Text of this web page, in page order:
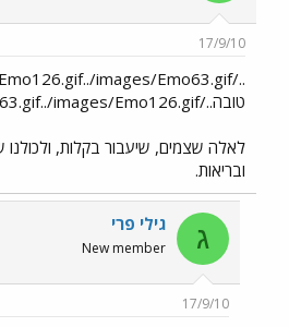
17/9/10
טובה../images/Emo63.gif../images/Emo126.gif
לאלה שצמים, שיעבור בקלות,
ובריאות.
ג גילי פרי
New member
17/9/10